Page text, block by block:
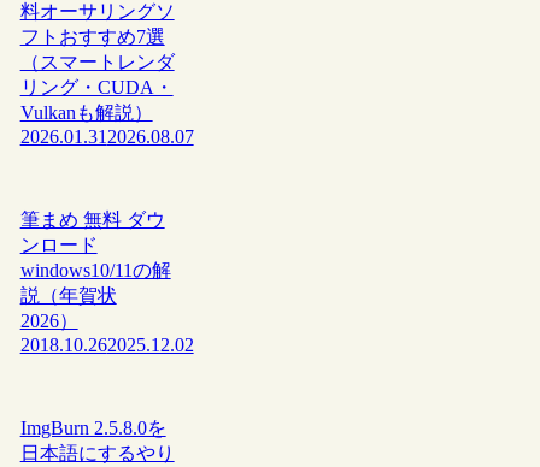
料オーサリングソ
フトおすすめ7選
（スマートレンダ
リング・CUDA・
Vulkanも解説）
2026.01.312026.08.07
筆まめ 無料 ダウ
ンロード
windows10/11の解
説（年賀状
2026）
2018.10.262025.12.02
ImgBurn 2.5.8.0を
日本語にするやり